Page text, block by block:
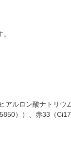
アルロン酸ナトリウ
））、赤33（